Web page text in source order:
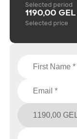
Selected period
1190,00 GEL
Selected price